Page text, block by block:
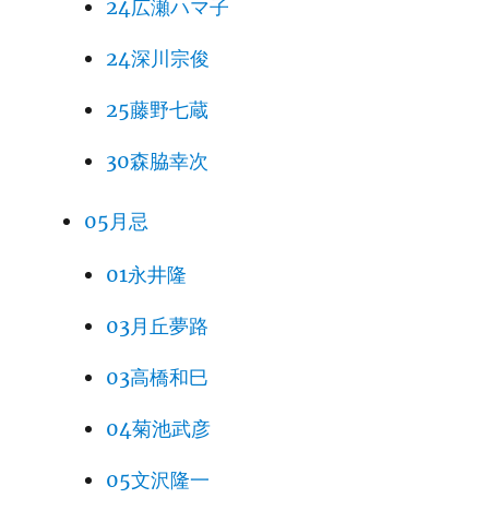
24広瀬ハマ子
24深川宗俊
25藤野七蔵
30森脇幸次
05月忌
01永井隆
03月丘夢路
03高橋和巳
04菊池武彦
05文沢隆一